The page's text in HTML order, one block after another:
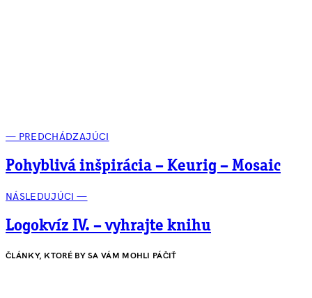
— PREDCHÁDZAJÚCI
Pohyblivá inšpirácia – Keurig – Mosaic
NÁSLEDUJÚCI —
Logokvíz IV. – vyhrajte knihu
ČLÁNKY, KTORÉ BY SA VÁM MOHLI PÁČIŤ